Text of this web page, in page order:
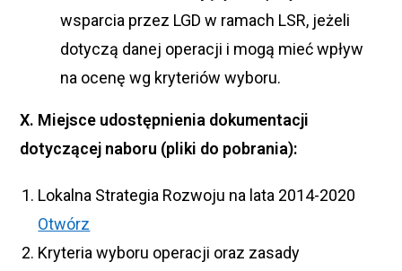
wsparcia przez LGD w ramach LSR, jeżeli
dotyczą danej operacji i mogą mieć wpływ
na ocenę wg kryteriów wyboru.
X. Miejsce udostępnienia dokumentacji
dotyczącej naboru (pliki do pobrania):
Lokalna Strategia Rozwoju na lata 2014-2020
Otwórz
Kryteria wyboru operacji oraz zasady